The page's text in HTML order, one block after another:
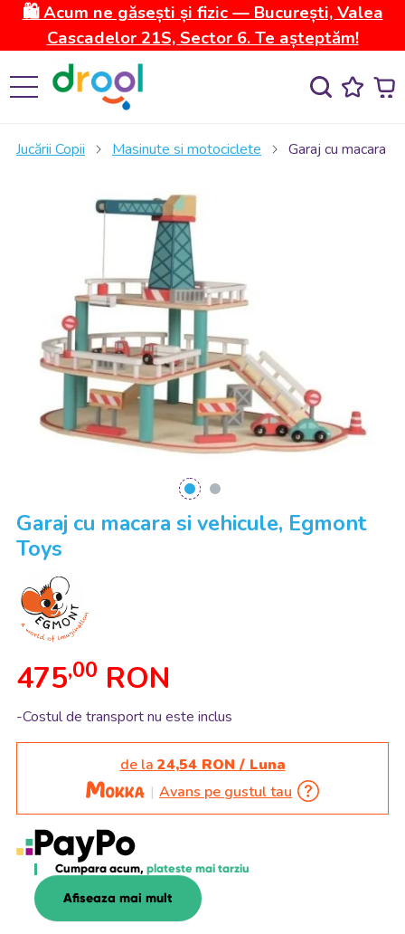
🛍️ Acum ne găsești și fizic — București, Valea
Cascadelor 21S, Sector 6. Te așteptăm!
Jucării Copii Masinute si motociclete Garaj cu macara
Garaj cu macara si vehicule, Egmont
Toys
475,00 RON
-Costul de transport nu este inclus
de la 24,54 RON / Luna
Avans pe gustul tau
Cumpara acum, plateste mai tarziu
Afiseaza mai mult